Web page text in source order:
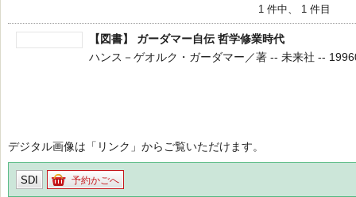
1 件中、 1 件目
【図書】 ガーダマー自伝 哲学修業時代
ハンス－ゲオルク・ガーダマー／著 -- 未来社 --
デジタル画像は「リンク」からご覧いただけます。
SDI 予約かごへ